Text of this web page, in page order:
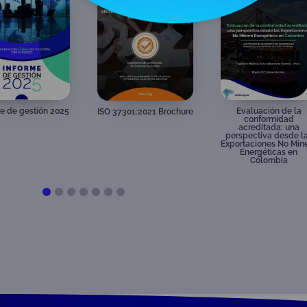
de gestión 2024
SISTEMA DE GESTIÓN
Brochure PEFC